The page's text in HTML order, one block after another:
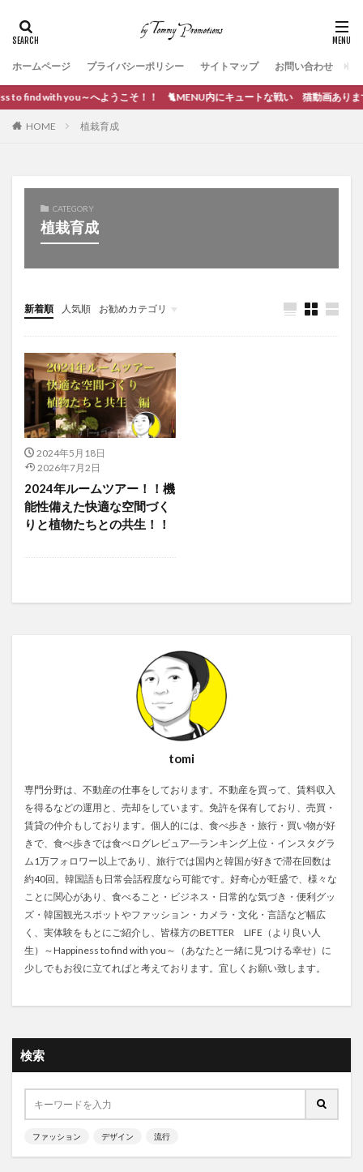
ホームページ プライバシーポリシー サイトマップ お問い合わせ
with you～へようこそ！！ 🐈MENU内にキュートな戦い 猫動画あります。
HOME 植栽育成
CATEGORY
植栽育成
新着順 人気順 お勧めカテゴリ
ブログ作成
2024年5月18日
2026年7月2日
2024年ルームツアー！！機
能性備えた快適な空間づく
りと植物たちとの共生！！
tomi
専門分野は、不動産の仕事をしております。不動産を買って、賃料収入
を得るなどの運用と、売却をしています。免許を保有しており、売買・
賃貸の仲介もしております。個人的には、食べ歩き・旅行・買い物が好
きで、食べ歩きでは食べログレビュア―ランキング上位・インスタグラ
ム1万フォロワー以上であり、旅行では国内と韓国が好きで滞在回数は
約40回。韓国語も日常会話程度なら可能です。好奇心が旺盛で、様々な
ことに関心があり、食べること・ビジネス・日常的な気づき・便利グッ
ズ・韓国観光スポットやファッション・カメラ・文化・言語など幅広
く、実体験をもとにご紹介し、皆様方のBETTER LIFE（より良い人
生）～Happiness to find with you～（あなたと一緒に見つける幸せ）に
少しでもお役に立てればと考えております。宜しくお願い致します。
検索
ファッション デザイン 流行